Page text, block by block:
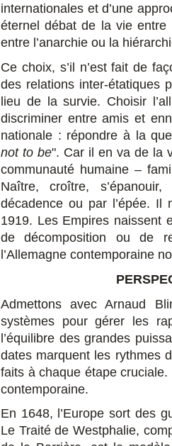
internationales et d’une
éternel débat de la vie
entre l’anarchie ou la
Ce choix, s’il n’est fait de
des relations inter-étatiques
lieu de la survie. Choisir
discriminer entre amis et
nationale : répondre à la
not to be". Car il en va de la
communauté humaine –
Naître, croître,
décadence ou par l’épée. Il
1919. Les Empires naissent
de décomposition ou de
l’Allemagne contemporaine
Admettons avec Arnaud
systèmes pour gérer les
l’équilibre des grandes
dates marquent les rythmes
faits à chaque étape
contemporaine.
En 1648, l’Europe sort des
Le Traité de Westphalie,